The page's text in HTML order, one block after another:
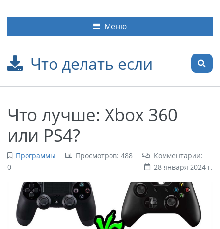
Что делать если
Меню
Что лучше: Xbox 360
или PS4?
Программы Просмотров: 488
Комментарии:
0
28 января 2024 г.